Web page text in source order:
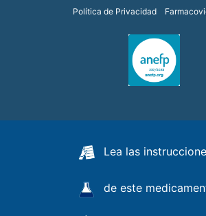
Política de Privacidad
Lea las
de este